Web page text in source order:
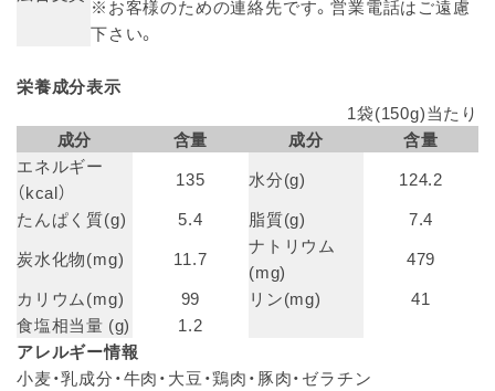
※お客様のための連絡先です。営業電話はご遠慮
下さい。
栄養成分表示
1袋(150g)当たり
成分
含量 成分
含量
エネルギー
（kcal）
135 水分(g)
124.2
たんぱく質(g)
5.4 脂質(g)
7.4
炭水化物(mg)
11.7
ナトリウム
(mg)
479
カリウム(mg)
99 リン(mg)
41
食塩相当量 (g)
1.2
アレルギー情報
小麦・乳成分・牛肉・大豆・鶏肉・豚肉・ゼラチン